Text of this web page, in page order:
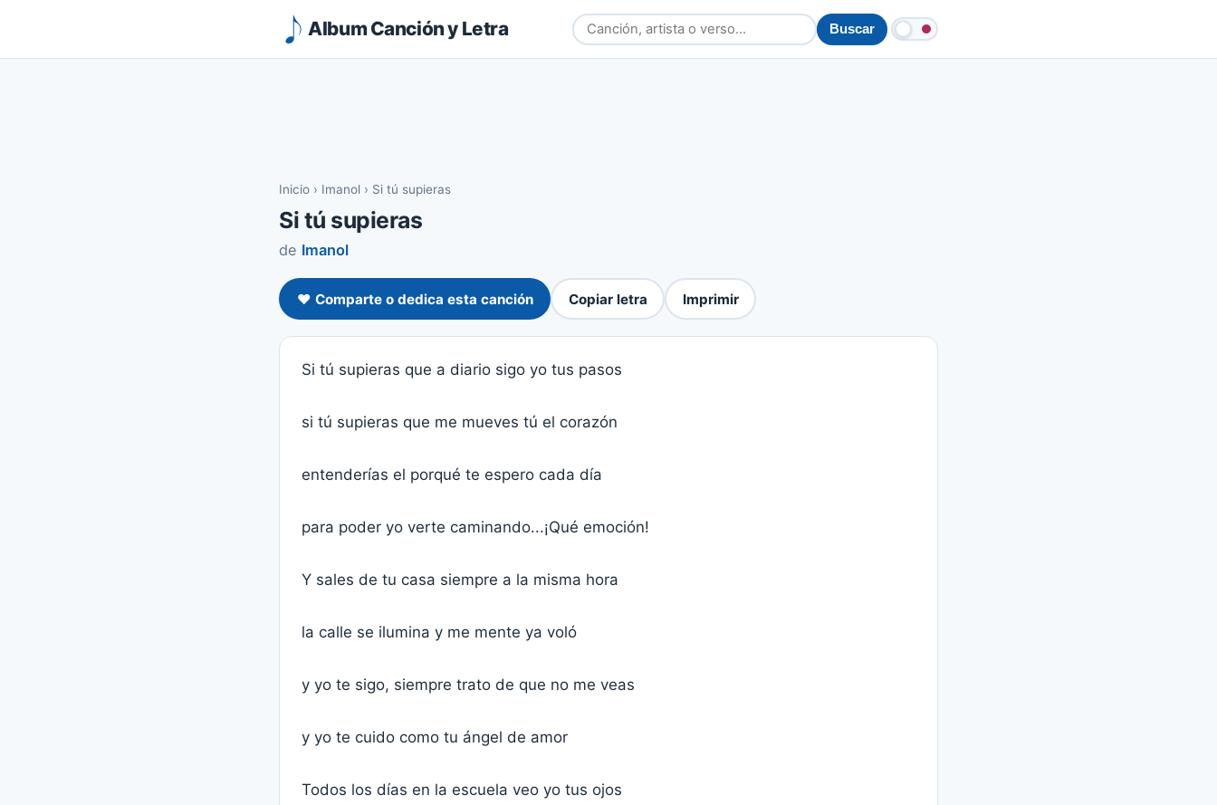
Album Canción y Letra Buscar
Inicio › Imanol › Si tú supieras
Si tú supieras
de Imanol
❤️ Comparte o dedica esta canción Copiar letra Imprimir
Si tú supieras que a diario sigo yo tus pasos
si tú supieras que me mueves tú el corazón
entenderías el porqué te espero cada día
para poder yo verte caminando...¡Qué emoción!
Y sales de tu casa siempre a la misma hora
la calle se ilumina y me mente ya voló
y yo te sigo, siempre trato de que no me veas
y yo te cuido como tu ángel de amor
Todos los días en la escuela veo yo tus ojos